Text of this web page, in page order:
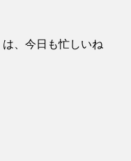
、今日も忙しいね